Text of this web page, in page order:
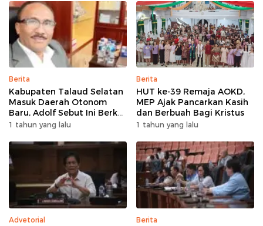
Berita
Kabupaten Talaud Selatan
Masuk Daerah Otonom
Baru, Adolf Sebut Ini Berkat
Dukungan Dari Berbagai
1 tahun yang lalu
Berita
HUT ke-39 Remaja AOKD,
MEP Ajak Pancarkan Kasih
dan Berbuah Bagi Kristus
1 tahun yang lalu
Advetorial Berita